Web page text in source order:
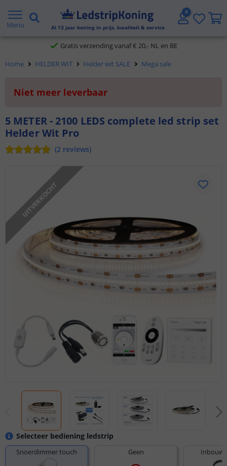
Menu Al 13 jaar koning in prijs, kwaliteit & service
5 jaar garantie
Gratis verzending vanaf € 20,- NL en BE
Klantbeoordeling 9.1
Voor 23:45 uur besteld,
Home HELDER WIT Helder wit SALE Mega sale
Niet meer leverbaar
5 METER - 2100 LEDS complete led strip set
Helder Wit Pro
(2 reviews)
UITVERKOCHT
Selecteer bediening ledstrip
Snoerdimmer touch Geen Inbouw